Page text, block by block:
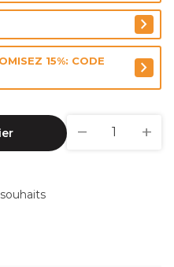
15%: CODE